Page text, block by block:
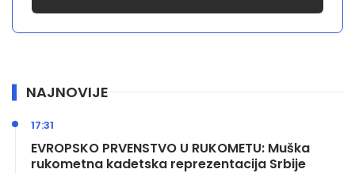
NAJNOVIJE
EVROPSKO PRVENSTVO U RUKOMETU: Muška
rukometna kadetska reprezentacija Srbije
17:31